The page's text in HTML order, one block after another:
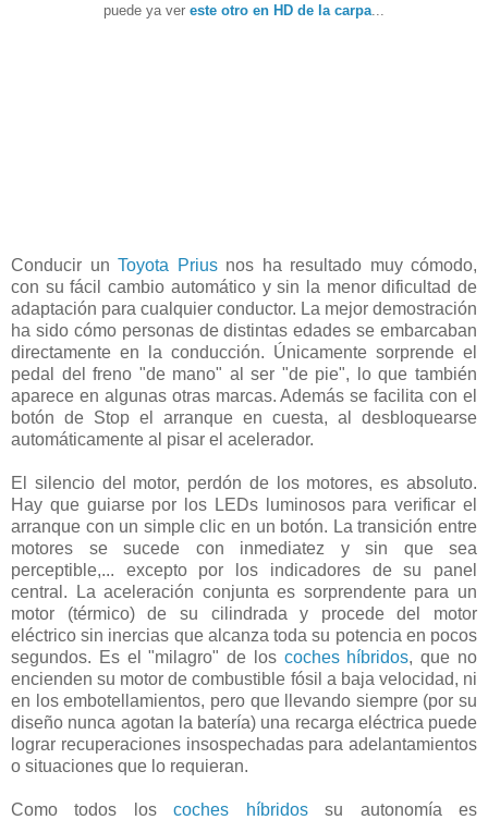
puede ya ver este otro en HD de la carpa
Conducir un Toyota Priusnos ha resultado muy cómodo,
con su fácil cambio automático y sin la menor dificultad de
adaptación para cualquier conductor. La mejor demostración
ha sido cómo personas de distintas edades se embarcaban
directamente en la conducción. Únicamente sorprende el
pedal del freno "de mano" al ser "de pie", lo que también
aparece en algunas otras marcas. Además se facilita con el
botón de Stop el arranque en cuesta, al desbloquearse
automáticamente al pisar el acelerador.
El silencio del motor, perdón de los motores, es absoluto.
Hay que guiarse por los LEDs luminosos para verificar el
arranque con un simple clic en un botón. La transición entre
motores se sucede con inmediatez y sin que sea
perceptible,... excepto por los indicadores de su panel
central. La aceleración conjunta es sorprendente para un
motor (térmico) de su cilindrada y procede del motor
eléctrico sin inercias que alcanza toda su potencia en pocos
segundos. Es el "milagro" de los coches híbridos, que no
encienden su motor de combustible fósil a baja velocidad, ni
en los embotellamientos, pero que llevando siempre (por su
diseño nunca agotan la batería) una recarga eléctrica puede
lograr recuperaciones insospechadas para adelantamientos
o situaciones que lo requieran.
Como todos loscoches híbridossu autonomía es